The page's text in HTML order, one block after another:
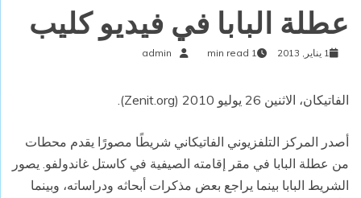
عطلة البابا في فيديو كليب
1 يناير, 2013 1 min read
admin
الفاتيكان، الاثنين 26 يوليو 2010 ( Zenit.org
).
أصدر المركز التلفزيوني الفاتيكاني شريطًا مصورًا يقدم محطات
من عطلة البابا في مقر إقامته الصيفية في كاستل غاندولفو. يصور
الشريط البابا بينما يراجع بعض مذكرات أبحاثه ودراساته، وبينما